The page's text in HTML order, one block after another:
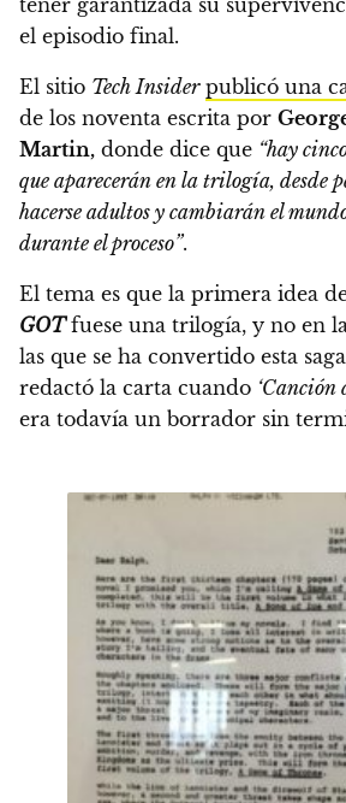
el episodio final.
El sitio Tech Insider publicó una
de los noventa escrita por
Martin, donde dice que “hay
que aparecerán en la trilogía, desde
hacerse adultos y cambiarán el
durante el proceso”.
El tema es que la primera idea
GOTfuese una trilogía, y no en
las que se ha convertido esta
redactó la carta cuando ‘Canción
era todavía un borrador sin